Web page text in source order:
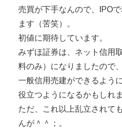
売買が下手なんので、IPO
ます（苦笑）。
初値に期待しています。
みずほ証券は、ネット信用
料のみ）になりましたので、
一般信用売建ができるよう
役立つようになるかもしれま
ただ、これ以上乱立されて
んが＾＾；。